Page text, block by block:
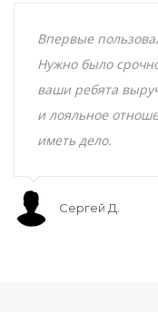
Впервые
Нужно было
ваши ребята
и лояльное
иметь дело.
Сергей Д.